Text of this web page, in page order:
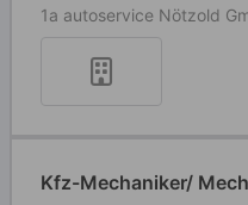
1a autoservice Nötzold
Kfz-Mechaniker/